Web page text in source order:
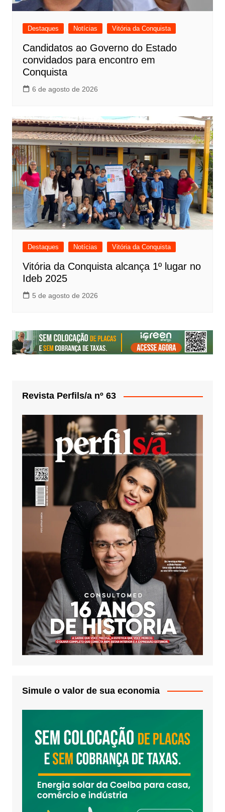
Destaques Notícias Vitória da Conquista
Candidatos ao Governo do Estado
convidados para encontro em
Conquista
6 de agosto de 2026
Destaques Notícias Vitória da Conquista
Vitória da Conquista alcança 1º lugar no
Ideb 2025
5 de agosto de 2026
Revista Perfils/a nº 63
Simule o valor de sua economia